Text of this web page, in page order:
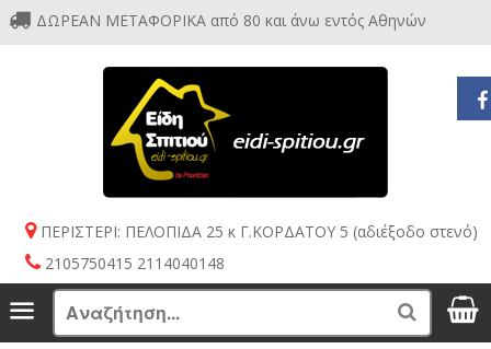
ΔΩΡΕΑΝ ΜΕΤΑΦΟΡΙΚΑ από 80 και άνω εντός Αθηνών
ΠΕΡΙΣΤΕΡΙ: ΠΕΛΟΠΙΔΑ 25 κ Γ.ΚΟΡΔΑΤΟΥ 5 (αδιέξοδο στενό)
2105750415 2114040148
Menu Search